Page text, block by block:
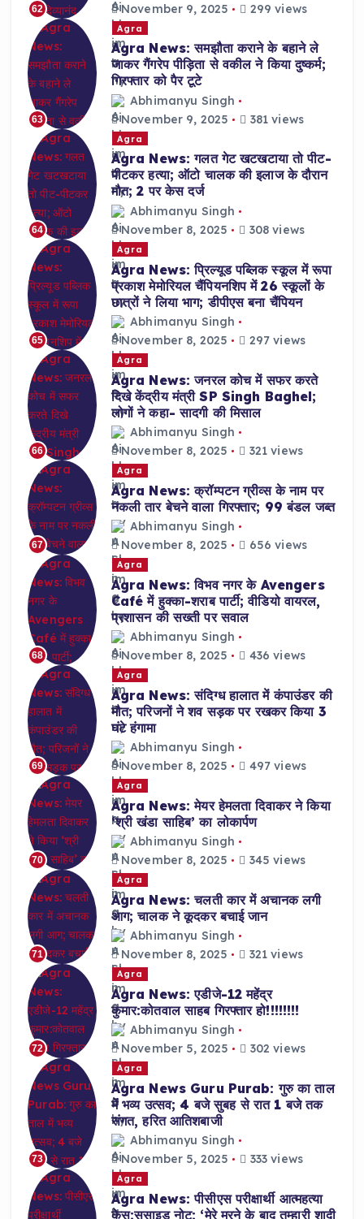
62
November 9, 2025
299 views
63
Agra
Agra News: समझौता कराने के बहाने ले
जाकर गैंगरेप पीड़िता से वकील ने किया दुष्कर्म;
गिरफ्तार को पैर टूटे
Abhimanyu Singh
November 9, 2025
381 views
64
Agra
Agra News: गलत गेट खटखटाया तो पीट-
पीटकर हत्या; ऑटो चालक की इलाज के दौरान
मौत; 2 पर केस दर्ज
Abhimanyu Singh
November 8, 2025
308 views
65
Agra
Agra News: प्रिल्यूड पब्लिक स्कूल में रूपा
प्रकाश मेमोरियल चैंपियनशिप में 26 स्कूलों के
छात्रों ने लिया भाग; डीपीएस बना चैंपियन
Abhimanyu Singh
November 8, 2025
297 views
66
Agra
Agra News: जनरल कोच में सफर करते
दिखे केंद्रीय मंत्री SP Singh Baghel;
लोगों ने कहा- सादगी की मिसाल
Abhimanyu Singh
November 8, 2025
321 views
67
Agra
Agra News: क्रॉम्पटन ग्रीव्स के नाम पर
नकली तार बेचने वाला गिरफ्तार; 99 बंडल जब्त
Abhimanyu Singh
November 8, 2025
656 views
68
Agra
Agra News: विभव नगर के Avengers
Café में हुक्का-शराब पार्टी; वीडियो वायरल,
प्रशासन की सख्ती पर सवाल
Abhimanyu Singh
November 8, 2025
436 views
69
Agra
Agra News: संदिग्ध हालात में कंपाउंडर की
मौत; परिजनों ने शव सड़क पर रखकर किया 3
घंटे हंगामा
Abhimanyu Singh
November 8, 2025
497 views
70
Agra
Agra News: मेयर हेमलता दिवाकर ने किया
‘श्री खंडा साहिब’ का लोकार्पण
Abhimanyu Singh
November 8, 2025
345 views
71
Agra
Agra News: चलती कार में अचानक लगी
आग; चालक ने कूदकर बचाई जान
Abhimanyu Singh
November 8, 2025
321 views
72
Agra
Agra News: एडीजे-12 महेंद्र
कुमार:कोतवाल साहब गिरफ्तार हो!!!!!!!!
Abhimanyu Singh
November 5, 2025
302 views
73
Agra
Agra News Guru Purab: गुरु का ताल
में भव्य उत्सव; 4 बजे सुबह से रात 1 बजे तक
संगत, हरित आतिशबाजी
Abhimanyu Singh
November 5, 2025
333 views
Agra
Agra News: पीसीएस परीक्षार्थी आत्महत्या
केस:सुसाइड नोट: ‘मेरे मरने के बाद तुम्हारी शादी